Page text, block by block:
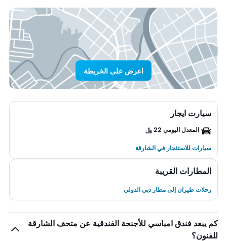
اعرض على الخريطة
سيارت ايجار
المعدل اليومي 22 ﷼
سيارات للاستئجار في الشارقة
المطارات القريبة
رحلات طيران إلى مطار دبي الدولي
كم يبعد فندق امباسي للأجنحة الفندقية عن متحف الشارقة
للفنون؟